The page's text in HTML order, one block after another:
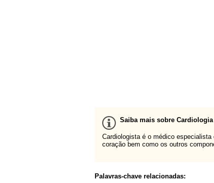
Saiba mais sobre Cardiologia
Cardiologista é o médico
coração bem como os outros
Palavras-chave relacionadas: